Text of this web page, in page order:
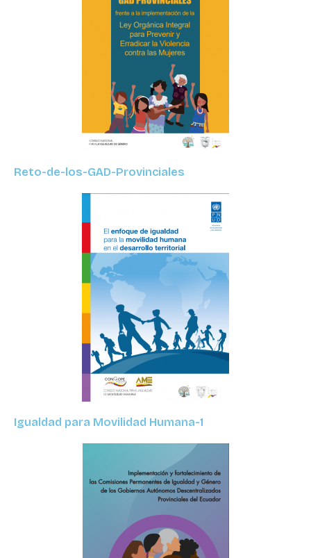
Reto-de-los-GAD-Provinciales
Igualdad para Movilidad Humana-1